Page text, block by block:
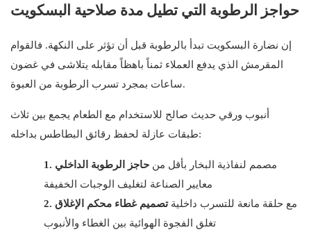
حواجز الرطوبة التي تطيل مدة صلاحية البسكويت
إن نضارة البسكويت تبدأ بالرطوبة قبل أن تؤثر على النكهة. فالقوام
المقرمش الذي يدفع العملاء ثمناً باهظاً مقابله يتلاشى في غضون
ساعات بمجرد تسرب الرطوبة من العبوة.
أنبوب ورقي حديث صالح للاستخدام مع الطعام يجمع بين ثلاث
طبقات عازلة لحفظ رقائق البطاطس بداخله:
1. حاجز الرطوبة الداخلي مصمم لنفاذية البخار بأقل من
معايير الصناعة لتغليف الوجبات الخفيفة
2. تصميم غطاء محكم الإغلاق مع حلقة مانعة للتسرب داخلية
تغلق الفجوة الهوائية بين الغطاء والأنبوب